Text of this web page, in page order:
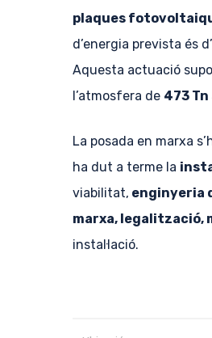
plaques
d’energia prevista és d’
Aquesta actuació
l’atmosfera de 473
La posada en marxa
ha dut a terme la
viabilitat, enginyeria
marxa,
instal·lació.